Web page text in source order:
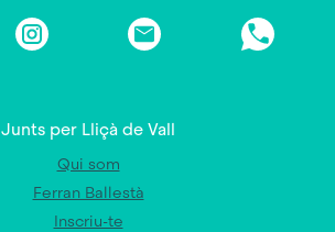
Junts per Lliçà de Vall
Qui som
Ferran Ballestà
Inscriu-te